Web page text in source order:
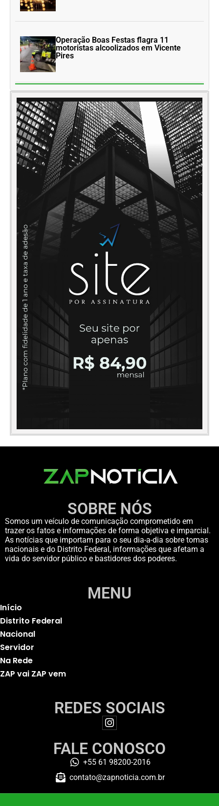
Operação Boas Festas flagra 11
motoristas alcoolizados em Vicente
Pires
SOBRE NÓS
Somos um veículo de comunicação comprometido em
trazer os fatos e informações de forma objetiva e imparcial.
As notícias que importam para o seu dia-a-dia sobre tomas
nacionais e do Distrito Federal, informações que afetam a
vida do servidor público e bastidores dos poderes.
MENU
Início
Distrito Federal
Nacional
Servidor
Na Rede
ZAP vai ZAP vem
REDES SOCIAIS
FALE CONOSCO
+55 61 98200-2016
contato@zapnoticia.com.br